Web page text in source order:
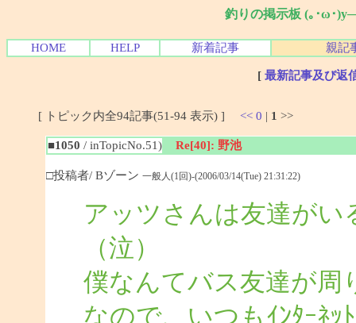
釣りの掲示板 (｡･ω･
HOME HELP 新着記事 親記
[ 最新記事及び返
[ トピック内全94記事(51-94 表示) ] << 0 | 1 >>
■1050 / inTopicNo.51) Re[40]: 野池
□投稿者/ Bゾーン 一般人(1回)-(2006/03/14(Tue) 21:31:22)
アッツさんは友達が
（泣）
僕なんてバス友達が周
なので、いつもｲﾝﾀｰﾈ